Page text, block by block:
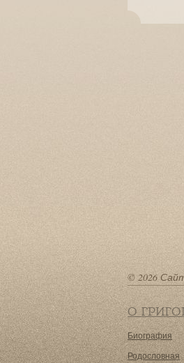
© 2026
О
Биография
Родословная